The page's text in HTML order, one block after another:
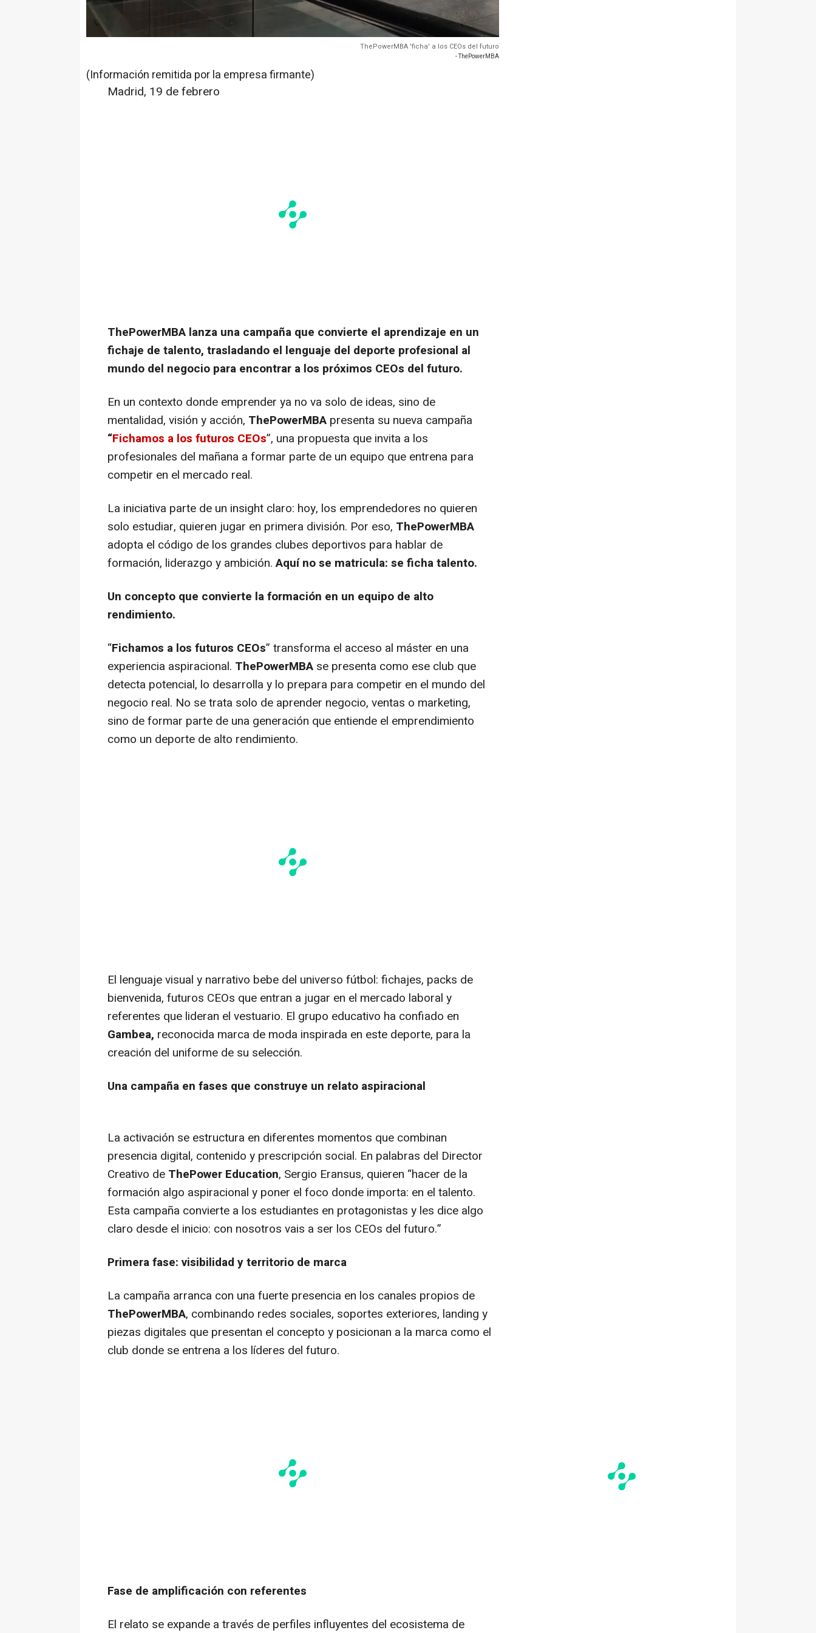
ThePowerMBA 'ficha' a los CEOs del futuro
- ThePowerMBA
(Información remitida por la empresa firmante)
Madrid, 19 de febrero
ThePowerMBA lanza una campaña que convierte el aprendizaje en un
fichaje de talento, trasladando el lenguaje del deporte profesional al
mundo del negocio para encontrar a los próximos CEOs del futuro.
En un contexto donde emprender ya no va solo de ideas, sino de
mentalidad, visión y acción, ThePowerMBA presenta su nueva campaña
“Fichamos a los futuros CEOs”, una propuesta que invita a los
profesionales del mañana a formar parte de un equipo que entrena para
competir en el mercado real.
La iniciativa parte de un insight claro: hoy, los emprendedores no quieren
solo estudiar, quieren jugar en primera división. Por eso, ThePowerMBA
adopta el código de los grandes clubes deportivos para hablar de
formación, liderazgo y ambición.Aquí no se matricula: se ficha talento.
Un concepto que convierte la formación en un equipo de alto
rendimiento.
“Fichamos a los futuros CEOs” transforma el acceso al máster en una
experiencia aspiracional. ThePowerMBA se presenta como ese club que
detecta potencial, lo desarrolla y lo prepara para competir en el mundo del
negocio real. No se trata solo de aprender negocio, ventas o marketing,
sino de formar parte de una generación que entiende el emprendimiento
como un deporte de alto rendimiento.
El lenguaje visual y narrativo bebe del universo fútbol: fichajes, packs de
bienvenida, futuros CEOs que entran a jugar en el mercado laboral y
referentes que lideran el vestuario. El grupo educativo ha confiado en
Gambea, reconocida marca de moda inspirada en este deporte, para la
creación del uniforme de su selección.
Una campaña en fases que construye un relato aspiracional
La activación se estructura en diferentes momentos que combinan
presencia digital, contenido y prescripción social. En palabras del Director
Creativo de ThePower Education, Sergio Eransus, quieren “hacer de la
formación algo aspiracional y poner el foco donde importa: en el talento.
Esta campaña convierte a los estudiantes en protagonistas y les dice algo
claro desde el inicio: con nosotros vais a ser los CEOs del futuro.”
Primera fase: visibilidad y territorio de marca
La campaña arranca con una fuerte presencia en los canales propios de
ThePowerMBA, combinando redes sociales, soportes exteriores, landing y
piezas digitales que presentan el concepto y posicionan a la marca como el
club donde se entrena a los líderes del futuro.
Fase de amplificación con referentes
El relato se expande a través de perfiles influyentes del ecosistema de